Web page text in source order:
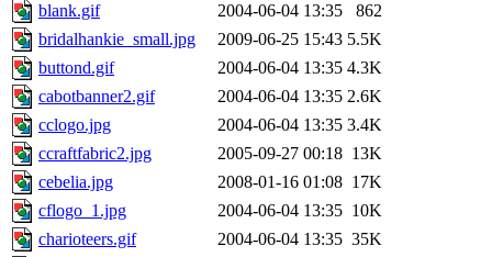
blank.gif
2004-06-04 13:35
862
bridalhankie_small.jpg
2009-06-25 15:43 5.5K
buttond.gif
2004-06-04 13:35 4.3K
cabotbanner2.gif
2004-06-04 13:35 2.6K
cclogo.jpg
2004-06-04 13:35 3.4K
ccraftfabric2.jpg
2005-09-27 00:18 13K
cebelia.jpg
2008-01-16 01:08 17K
cflogo_1.jpg
2004-06-04 13:35 10K
charioteers.gif
2004-06-04 13:35 35K